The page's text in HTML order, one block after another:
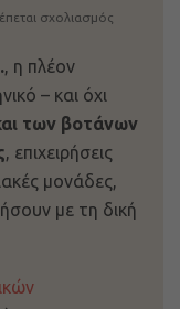
σχολιασμός
μας!
, η πλέον
– και όχι
των βοτάνων
, επιχειρήσεις
μονάδες,
με τη δική